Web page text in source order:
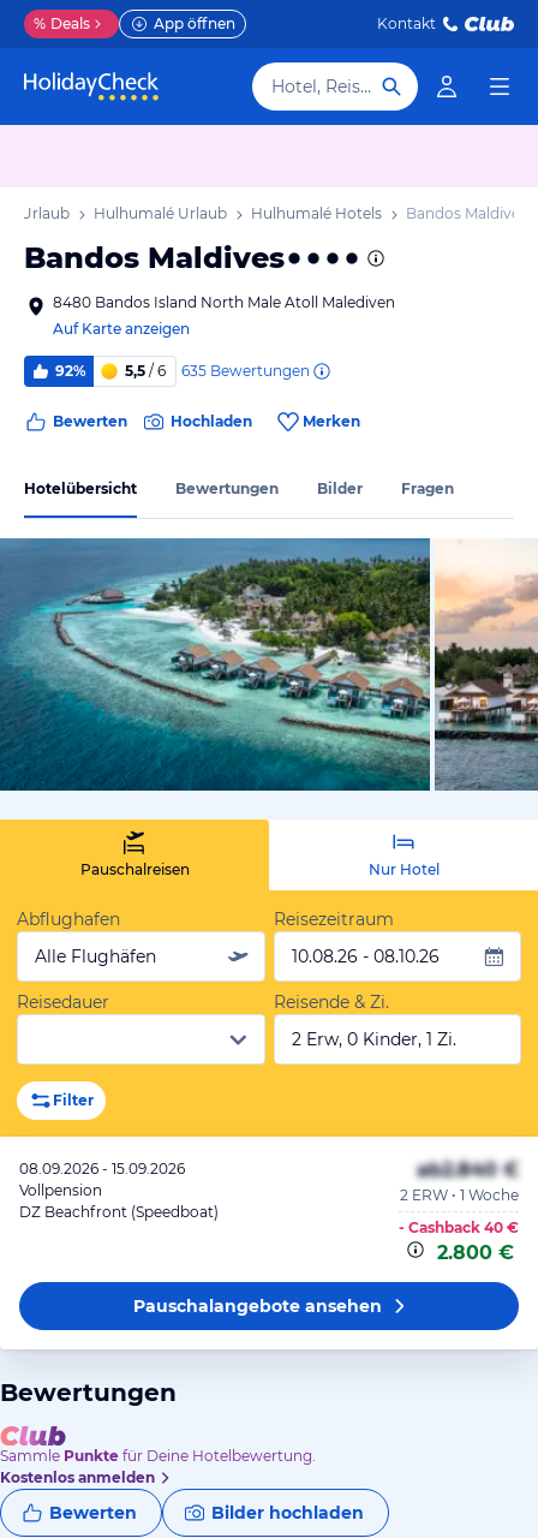
% Deals App öffnen Kontakt
Hotel, Reiseziel
Urlaub Hulhumalé Urlaub Hulhumalé Hotels Bandos Maldives
Bandos Maldives
8480 Bandos Island North Male Atoll Malediven
Auf Karte anzeigen
92% 5,5 / 6 635 Bewertungen
Bewerten Hochladen Merken
Hotelübersicht Bewertungen Bilder Fragen
vom
Pauschalreisen Nur Hotel
Abflughafen
Alle Flughäfen
Reisezeitraum
10.08.26 - 08.10.26
Reisedauer
Reisende & Zi.
2 Erw, 0 Kinder, 1 Zi.
Filter
08.09.2026 - 15.09.2026
Vollpension
DZ Beachfront (Speedboat)
ab2.840 €
2 ERW • 1 Woche
- Cashback 40 €
2.800 €
Pauschalangeboteansehen
Bewertungen
Sammle Punkte für Deine Hotelbewertung.
Kostenlos anmelden
Bewerten Bilder hochladen